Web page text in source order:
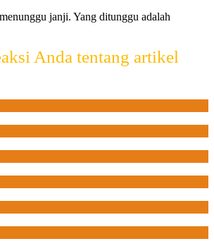
janji. Yang ditunggu adalah
Anda tentang artikel